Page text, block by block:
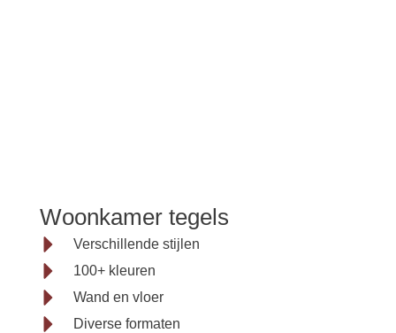
Woonkamer
tegels
duurzaam en slijtvast
Woonkamer tegels
Verschillende stijlen
100+ kleuren
Wand en vloer
Diverse formaten